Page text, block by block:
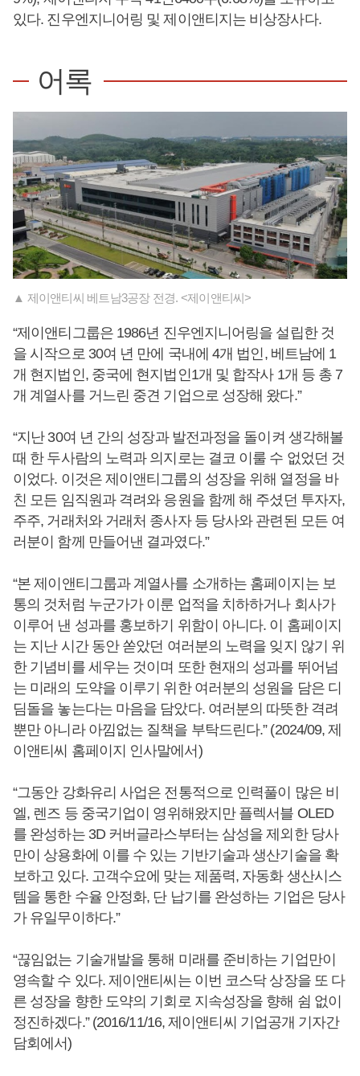
있다. 진우엔지니어링 및 제이앤티지는 비상장사다.
어록
▲ 제이앤티씨 베트남3공장 전경. <제이앤티씨>
“제이앤티그룹은 1986년 진우엔지니어링을 설립한 것
을 시작으로 30여 년 만에 국내에 4개 법인, 베트남에 1
개 현지법인, 중국에 현지법인1개 및 합작사 1개 등 총 7
개 계열사를 거느린 중견 기업으로 성장해 왔다.”
“지난 30여 년 간의 성장과 발전과정을 돌이켜 생각해볼
때 한 두사람의 노력과 의지로는 결코 이룰 수 없었던 것
이었다. 이것은 제이앤티그룹의 성장을 위해 열정을 바
친 모든 임직원과 격려와 응원을 함께 해 주셨던 투자자,
주주, 거래처와 거래처 종사자 등 당사와 관련된 모든 여
러분이 함께 만들어낸 결과였다.”
“본 제이앤티그룹과 계열사를 소개하는 홈페이지는 보
통의 것처럼 누군가가 이룬 업적을 치하하거나 회사가
이루어 낸 성과를 홍보하기 위함이 아니다. 이 홈페이지
는 지난 시간 동안 쏟았던 여러분의 노력을 잊지 않기 위
한 기념비를 세우는 것이며 또한 현재의 성과를 뛰어넘
는 미래의 도약을 이루기 위한 여러분의 성원을 담은 디
딤돌을 놓는다는 마음을 담았다. 여러분의 따뜻한 격려
뿐만 아니라 아낌없는 질책을 부탁드린다.” (2024/09, 제
이앤티씨 홈페이지 인사말에서)
“그동안 강화유리 사업은 전통적으로 인력풀이 많은 비
엘, 렌즈 등 중국기업이 영위해왔지만 플렉서블 OLED
를 완성하는 3D 커버글라스부터는 삼성을 제외한 당사
만이 상용화에 이를 수 있는 기반기술과 생산기술을 확
보하고 있다. 고객수요에 맞는 제품력, 자동화 생산시스
템을 통한 수율 안정화, 단 납기를 완성하는 기업은 당사
가 유일무이하다.”
“끊임없는 기술개발을 통해 미래를 준비하는 기업만이
영속할 수 있다. 제이앤티씨는 이번 코스닥 상장을 또 다
른 성장을 향한 도약의 기회로 지속성장을 향해 쉼 없이
정진하겠다.” (2016/11/16, 제이앤티씨 기업공개 기자간
담회에서)